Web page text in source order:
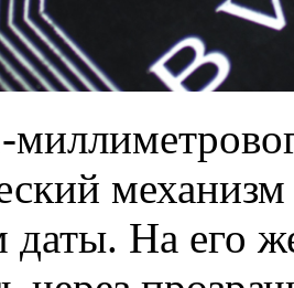
даты. На его